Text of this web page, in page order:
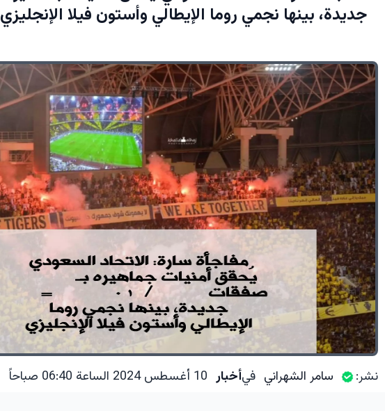
جديدة، بينها نجمي روما الإيطالي وأستون فيلا الإنجليزي
نشر: سامر الشهراني فيأخبار 10 أغسطس 2024 الساعة 06:40 صباحاً